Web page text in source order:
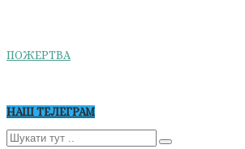
ПОЖЕРТВА
НАШ ТЕЛЕГРАМ